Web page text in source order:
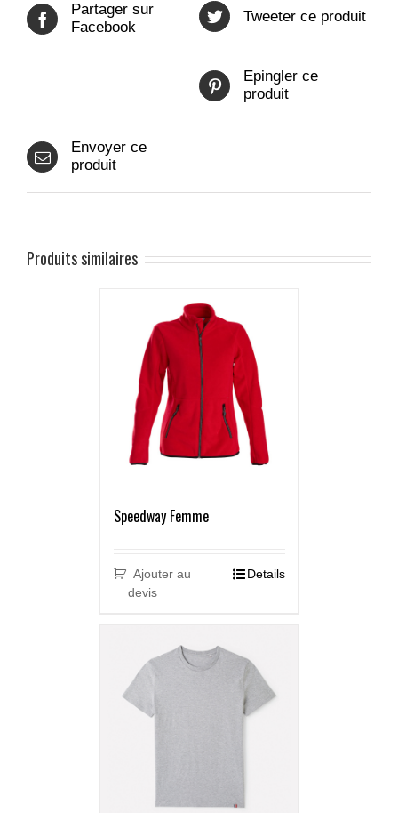
Partager sur
Facebook
Tweeter ce produit
Epingler ce
produit
Envoyer ce
produit
Produits similaires
Speedway Femme
Ajouter au
devis
Details